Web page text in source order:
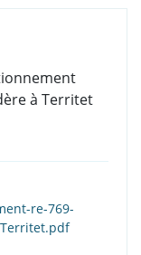
à Territet
re-769-